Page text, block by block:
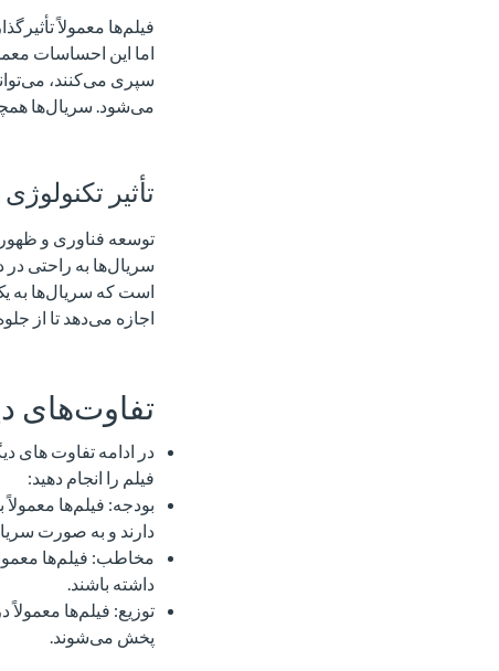
فیلم‌ها معمولاً
اما این احساسات
سپری می‌کنند،
می‌شود. سریال‌ها
تأثیر
توسعه فناوری و
سریال‌ها به راحتی
است که سریال‌ها به
اجازه می‌دهد تا از
تفاوت‌های
در ادامه تفاوت ‌های
فیلم را انجام دهید:
بودجه: فیلم‌ها
دارند و به صورت
مخاطب: فیلم‌ها
داشته باشند.
توزیع: فیلم‌ها
پخش می‌شوند.